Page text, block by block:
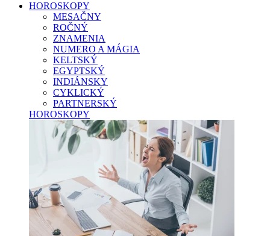
HOROSKOPY
MESAČNY
ROČNÝ
ZNAMENIA
NUMERO A MÁGIA
KELTSKÝ
EGYPTSKÝ
INDIÁNSKY
CYKLICKÝ
PARTNERSKÝ
HOROSKOPY